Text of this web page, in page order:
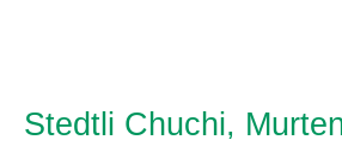
Stedtli Chuchi,